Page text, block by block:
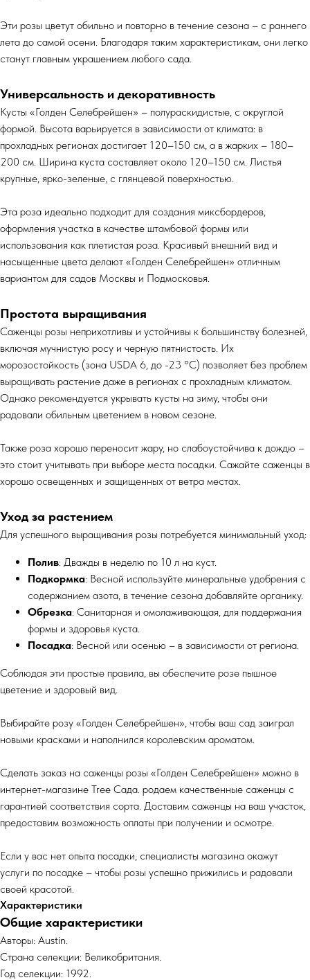
Эти розы цветут обильно и повторно в течение сезона – с раннего
лета до самой осени. Благодаря таким характеристикам, они легко
станут главным украшением любого сада.
Универсальность и декоративность
Кусты «Голден Селебрейшен» – полураскидистые, с округлой
формой. Высота варьируется в зависимости от климата: в
прохладных регионах достигает 120–150 см, а в жарких – 180–
200 см. Ширина куста составляет около 120–150 см. Листья
крупные, ярко-зеленые, с глянцевой поверхностью.
Эта роза идеально подходит для создания миксбордеров,
оформления участка в качестве штамбовой формы или
использования как плетистая роза. Красивый внешний вид и
насыщенные цвета делают «Голден Селебрейшен» отличным
вариантом для садов Москвы и Подмосковья.
Простота выращивания
Саженцы розы неприхотливы и устойчивы к большинству болезней,
включая мучнистую росу и черную пятнистость. Их
морозостойкость (зона USDA 6, до -23 °C) позволяет без проблем
выращивать растение даже в регионах с прохладным климатом.
Однако рекомендуется укрывать кусты на зиму, чтобы они
радовали обильным цветением в новом сезоне.
Также роза хорошо переносит жару, но слабоустойчива к дождю –
это стоит учитывать при выборе места посадки. Сажайте саженцы в
хорошо освещенных и защищенных от ветра местах.
Уход за растением
Для успешного выращивания розы потребуется минимальный уход:
Полив: Дважды в неделю по 10 л на куст.
Подкормка: Весной используйте минеральные удобрения с
содержанием азота, в течение сезона добавляйте органику.
Обрезка: Санитарная и омолаживающая, для поддержания
формы и здоровья куста.
Посадка: Весной или осенью – в зависимости от региона.
Соблюдая эти простые правила, вы обеспечите розе пышное
цветение и здоровый вид.
Выбирайте розу «Голден Селебрейшен», чтобы ваш сад заиграл
новыми красками и наполнился королевским ароматом.
Сделать заказ на саженцы розы «Голден Селебрейшен» можно в
интернет-магазине Tree Сада. родаем качественные саженцы с
гарантией соответствия сорта. Доставим саженцы на ваш участок,
предоставим возможность оплаты при получении и осмотре.
Если у вас нет опыта посадки, специалисты магазина окажут
услуги по посадке – чтобы розы успешно прижились и радовали
своей красотой.
Характеристики
Общие характеристики
Авторы: Austin.
Страна селекции: Великобритания.
Год селекции: 1992.